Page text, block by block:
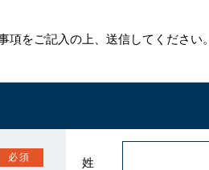
項をご記入の上、送信してください。
必須 姓